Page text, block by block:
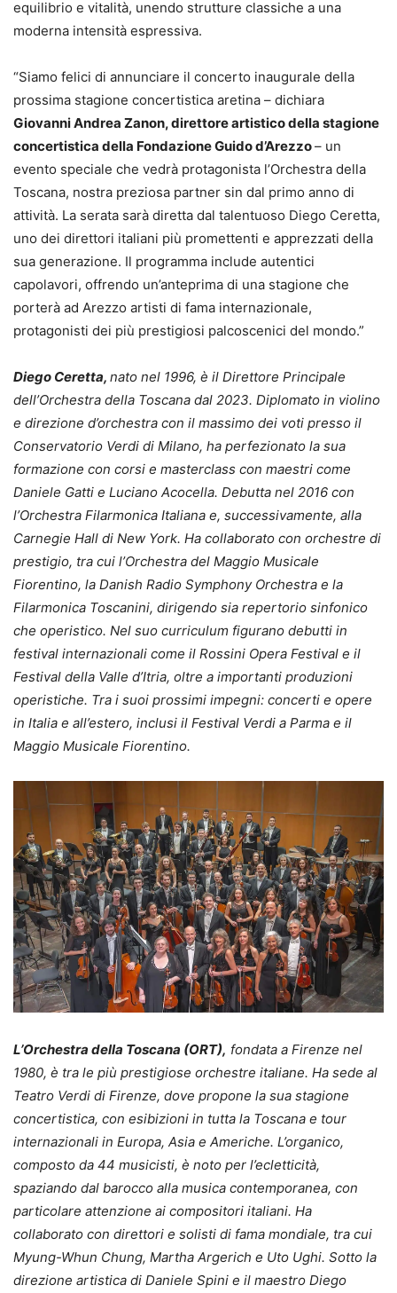
equilibrio e vitalità, unendo strutture classiche a una
moderna intensità espressiva.
“Siamo felici di annunciare il concerto inaugurale della
prossima stagione concertistica aretina – dichiara
Giovanni Andrea Zanon,direttore artistico della stagione
concertistica della Fondazione Guido d’Arezzo– un
evento speciale che vedrà protagonista l’Orchestra della
Toscana, nostra preziosa partner sin dal primo anno di
attività. La serata sarà diretta dal talentuoso Diego Ceretta,
uno dei direttori italiani più promettenti e apprezzati della
sua generazione. Il programma include autentici
capolavori, offrendo un’anteprima di una stagione che
porterà ad Arezzo artisti di fama internazionale,
protagonisti dei più prestigiosi palcoscenici del mondo.”
Diego Ceretta, nato nel 1996, è il Direttore Principale
dell’Orchestra della Toscana dal 2023. Diplomato in violino
e direzione d’orchestra con il massimo dei voti presso il
Conservatorio Verdi di Milano, ha perfezionato la sua
formazione con corsi e masterclass con maestri come
Daniele Gatti e Luciano Acocella. Debutta nel 2016 con
l’Orchestra Filarmonica Italiana e, successivamente, alla
Carnegie Hall di New York. Ha collaborato con orchestre di
prestigio, tra cui l’Orchestra del Maggio Musicale
Fiorentino, la Danish Radio Symphony Orchestra e la
Filarmonica Toscanini, dirigendo sia repertorio sinfonico
che operistico. Nel suo curriculum figurano debutti in
festival internazionali come il Rossini Opera Festival e il
Festival della Valle d’Itria, oltre a importanti produzioni
operistiche. Tra i suoi prossimi impegni: concerti e opere
in Italia e all’estero, inclusi il Festival Verdi a Parma e il
Maggio Musicale Fiorentino.
L’Orchestra della Toscana (ORT), fondata a Firenze nel
1980, è tra le più prestigiose orchestre italiane. Ha sede al
Teatro Verdi di Firenze, dove propone la sua stagione
concertistica, con esibizioni in tutta la Toscana e tour
internazionali in Europa, Asia e Americhe. L’organico,
composto da 44 musicisti, è noto per l’ecletticità,
spaziando dal barocco alla musica contemporanea, con
particolare attenzione ai compositori italiani. Ha
collaborato con direttori e solisti di fama mondiale, tra cui
Myung-Whun Chung, Martha Argerich e Uto Ughi. Sotto la
direzione artistica di Daniele Spini e il maestro Diego